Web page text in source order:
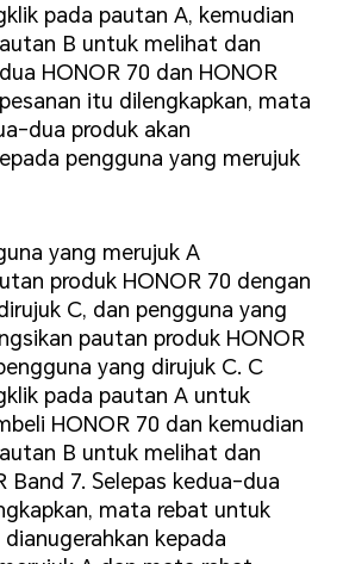
pada pautan A, kemudian
B untuk melihat dan
HONOR 70 dan HONOR
itu dilengkapkan, mata
dua produk akan
pengguna yang merujuk
yang merujuk A
produk HONOR 70 dengan
C, dan pengguna yang
pautan produk HONOR
yang dirujuk C. C
pada pautan A untuk
HONOR 70 dan kemudian
B untuk melihat dan
Band 7. Selepas kedua-dua
mata rebat untuk
dianugerahkan kepada